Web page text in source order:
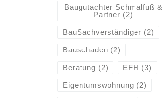
Baugutachter Schmalfuß &
Partner (2)
BauSachverständiger (2)
Bauschaden (2)
Beratung (2) EFH (3)
Eigentumswohnung (2)